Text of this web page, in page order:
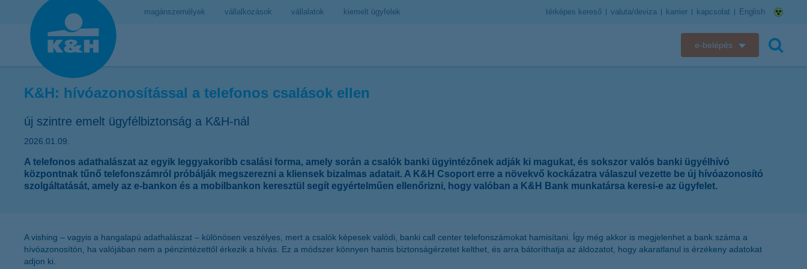
magánszemélyek vállalkozások vállalatok kiemelt ügyfelek térképes kereső valuta/deviza karrier kapcsolat English
e-belépés
K&H web Electra
K&H Biztosító ügyfélportál
K&H e-kártyafelület
K&H: hívóazonosítással a telefonos csalások ellen
új szintre emelt ügyfélbiztonság a K&H-nál
2026.01.09.
A telefonos adathalászat az egyik leggyakoribb csalási forma, amely során a csalók banki ügyintézőnek adják ki magukat, és sokszor valós banki ügyélhívó
központnak tűnő telefonszámról próbálják megszerezni a kliensek bizalmas adatait. A K&H Csoport erre a növekvő kockázatra válaszul vezette be új hívóazonosító
szolgáltatását, amely az e-bankon és a mobilbankon keresztül segít egyértelműen ellenőrizni, hogy valóban a K&H Bank munkatársa keresi-e az ügyfelet.
A vishing – vagyis a hangalapú adathalászat – különösen veszélyes, mert a csalók képesek valódi, banki call center telefonszámokat hamisítani. Így még akkor is megjelenhet a bank száma a
hívóazonosítón, ha valójában nem a pénzintézettől érkezik a hívás. Ez a módszer könnyen hamis biztonságérzetet kelthet, és arra bátoríthatja az áldozatot, hogy akaratlanul is érzékeny adatokat
adjon ki.